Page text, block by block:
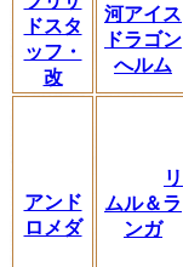
ドスタ
ッフ・
改
河アイス
ドラゴン
へルム
アンド
ロメダ
リ
ムル＆ラ
ンガ